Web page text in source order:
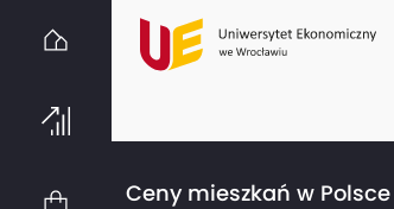
Ceny mieszkań w Polsce